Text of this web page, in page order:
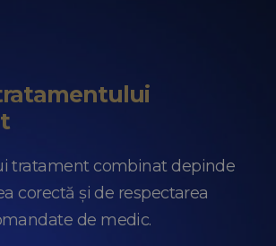
tratament combinat depinde
corectă și de respectarea
de medic.